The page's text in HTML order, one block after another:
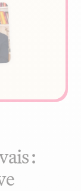
: